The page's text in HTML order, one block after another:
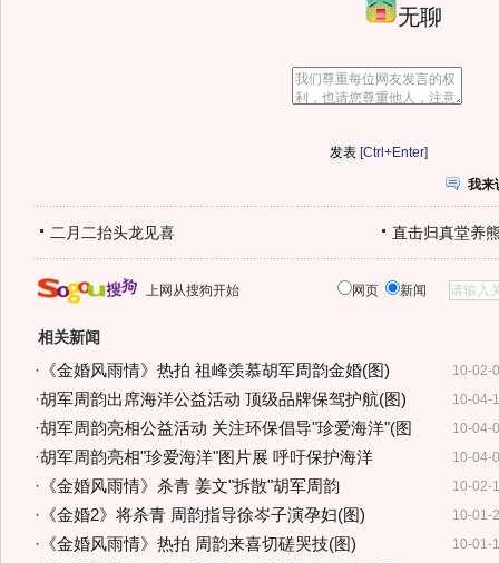
无聊
[Ctrl+Enter]
我来
二月二抬头龙见喜 直击归真堂养
上网从搜狗开始 网页 新闻
相关新闻
10-02-
· 《金婚风雨情》热拍 祖峰羡慕胡军周韵金婚(图)
10-04-
·胡军周韵出席海洋公益活动 顶级品牌保驾护航(图)
10-04-
·胡军周韵亮相公益活动 关注环保倡导"珍爱海洋"(图
10-04-
·胡军周韵亮相"珍爱海洋"图片展 呼吁保护海洋
10-02-
· 《金婚风雨情》杀青 姜文"拆散"胡军周韵
10-01-
· 《金婚2》将杀青 周韵指导徐岑子演孕妇(图)
10-01-
· 《金婚风雨情》热拍 周韵来喜切磋哭技(图)